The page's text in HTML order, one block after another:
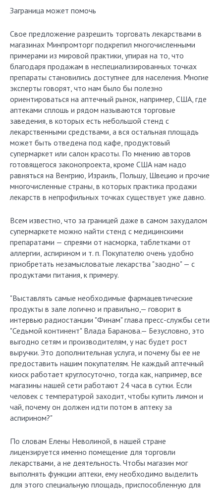
Заграница может помочь
Свое предложение разрешить торговать лекарствами в
магазинах Минпромторг подкрепил многочисленными
примерами из мировой практики, упирая на то, что
благодаря продажам в неспециализированных точках
препараты становились доступнее для населения. Многие
эксперты говорят, что нам было бы полезно
ориентироваться на аптечный рынок, например, США, где
аптеками сплошь и рядом называются торговые
заведения, в которых есть небольшой стенд с
лекарственными средствами, а вся остальная площадь
может быть отведена под кафе, продуктовый
супермаркет или салон красоты. По мнению авторов
готовящегося законопроекта, кроме США нам надо
равняться на Венгрию, Израиль, Польшу, Швецию и прочие
многочисленные страны, в которых практика продажи
лекарств в непрофильных точках существует уже давно.
Всем известно, что за границей даже в самом захудалом
супермаркете можно найти стенд с медицинскими
препаратами — спреями от насморка, таблетками от
аллергии, аспирином и т. п. Покупателю очень удобно
приобретать незамысловатые лекарства "заодно" — с
продуктами питания, к примеру.
"Выставлять самые необходимые фармацевтические
продукты в зале логично и правильно,— говорит в
интервью радиостанции "Финам" глава пресс-службы сети
"Седьмой континент" Влада Баранова.— Безусловно, это
выгодно сетям и производителям, у нас будет рост
выручки. Это дополнительная услуга, и почему бы ее не
предоставить нашим покупателям. Не каждый аптечный
киоск работает круглосуточно, тогда как, например, все
магазины нашей сети работают 24 часа в сутки. Если
человек с температурой заходит, чтобы купить лимон и
чай, почему он должен идти потом в аптеку за
аспирином?"
По словам Елены Неволиной, в нашей стране
лицензируется именно помещение для торговли
лекарствами, а не деятельность. Чтобы магазин мог
выполнять функции аптеки, ему необходимо выделить
для этого специальную площадь, приспособленную для